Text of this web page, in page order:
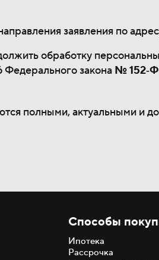
заявления по
обработку
Федерального закона №
полными, актуальными и
Способы
Ипотека
Рассрочка